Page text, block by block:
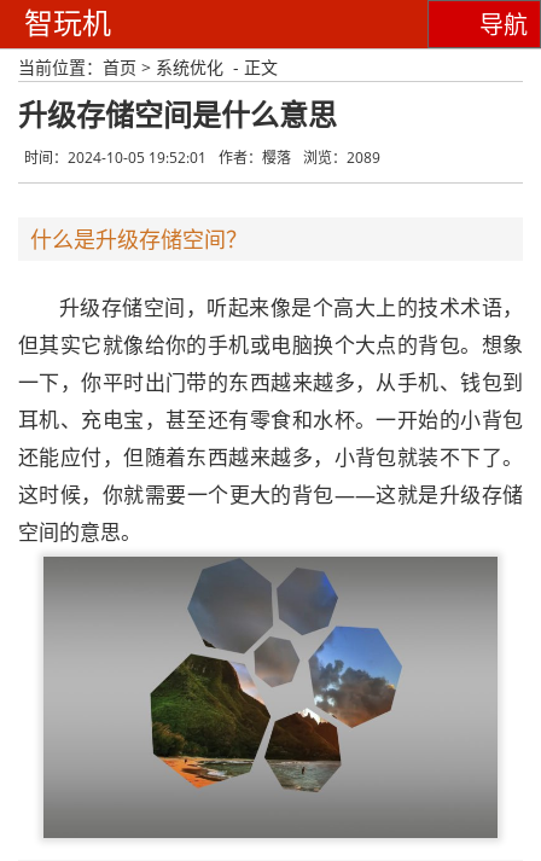
智玩机 导航
当前位置： 首页 > 系统优化 - 正文
升级存储空间是什么意思
时间：2024-10-05 19:52:01 作者：樱落 浏览：2089
什么是升级存储空间？
升级存储空间，听起来像是个高大上的技术术语，
但其实它就像给你的手机或电脑换个大点的背包。想象
一下，你平时出门带的东西越来越多，从手机、钱包到
耳机、充电宝，甚至还有零食和水杯。一开始的小背包
还能应付，但随着东西越来越多，小背包就装不下了。
这时候，你就需要一个更大的背包——这就是升级存储
空间的意思。